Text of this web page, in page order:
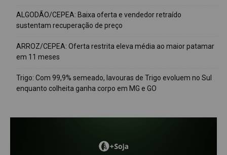
ALGODÃO/CEPEA: Baixa oferta e vendedor retraído
sustentam recuperação de preço
ARROZ/CEPEA: Oferta restrita eleva média ao maior patamar
em 11 meses
Trigo: Com 99,9% semeado, lavouras de Trigo evoluem no Sul
enquanto colheita ganha corpo em MG e GO